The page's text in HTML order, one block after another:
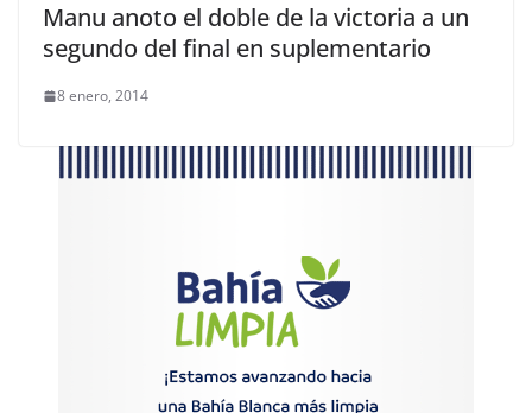
Manu anoto el doble de la victoria a un
segundo del final en suplementario
8 enero, 2014